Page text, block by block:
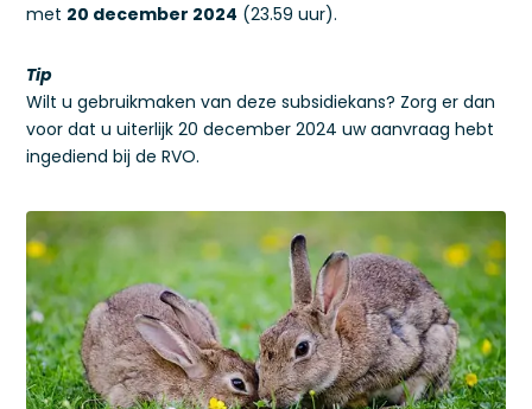
met 20 december 2024 (23.59 uur).
Tip
Wilt u gebruikmaken van deze subsidiekans? Zorg er dan
voor dat u uiterlijk 20 december 2024 uw aanvraag hebt
ingediend bij de RVO.